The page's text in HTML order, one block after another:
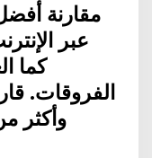
عبر
الفروقات.